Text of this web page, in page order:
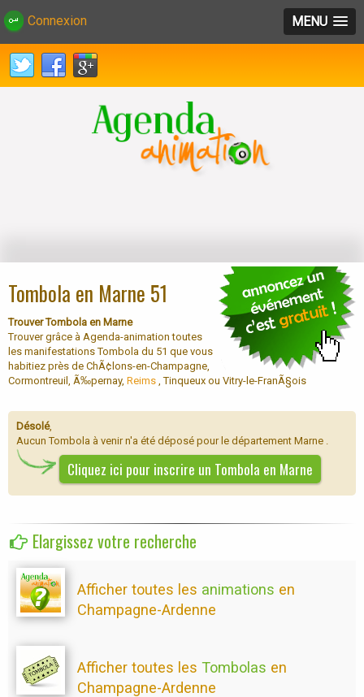
Connexion MENU
Tombola en Marne 51
Trouver Tombola en Marne
Trouver grâce à Agenda-animation toutes
les manifestations Tombola du 51 que vous
habitiez près de ChÃ¢lons-en-Champagne,
Cormontreuil, Ã‰pernay, Reims , Tinqueux ou Vitry-le-FranÃ§ois
Désolé,
Aucun Tombola à venir n'a été déposé pour le département Marne .
Cliquez ici pour inscrire un Tombola en Marne
Elargissez votre recherche
Afficher toutes les animations en
Champagne-Ardenne
Afficher toutes les Tombolas en
Champagne-Ardenne